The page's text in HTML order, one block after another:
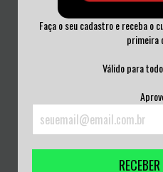
Faça o seu cadastro e receba o
primeira
Válido para
TURBO TRIO - BAILE BASS - VINIL
VERMELHO...
sem juros